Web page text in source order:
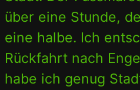
über eine Stunde,
eine halbe. Ich
Rückfahrt nach
habe ich genug